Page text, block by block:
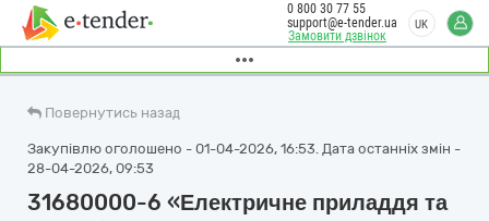
Замовити дзвінок
0 800 30 77 55
support@e-tender.ua
UK
Повернутись назад
Закупівлю оголошено - 01-04-2026, 16:53. Дата останніх змін -
28-04-2026, 09:53
31680000-6 «Електричне приладдя та